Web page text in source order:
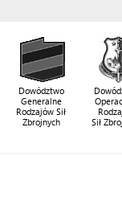
Dowództwo
Generalne
Rodzajów Sił
Zbrojnych
Sił